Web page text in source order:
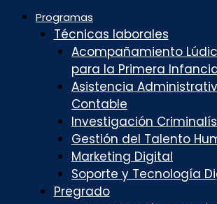
Programas
Técnicas laborales
Acompañamiento
para la Primera
Asistencia
Contable
Investigación
Gestión del Talento
Marketing Digital
Soporte y Tecnología
Pregrado